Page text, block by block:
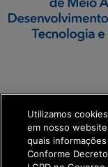
Transformação
get_footer();
Utilizamos
em nosso
quais
Conforme